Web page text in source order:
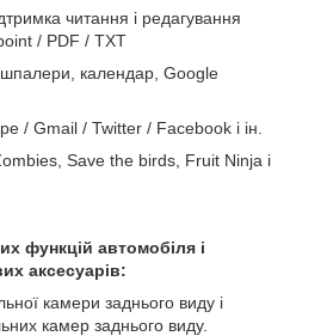
читання і редагування
/ PDF / TXT
календар, Google
/ Gmail / Twitter / Facebook і ін.
Save the birds, Fruit Ninja і
функцій автомобіля і
аксесуарів:
камери заднього виду і
камер заднього виду.